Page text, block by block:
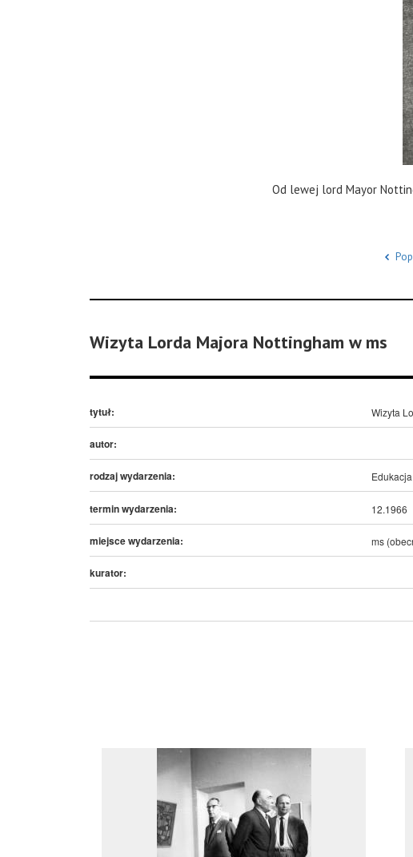
Od lewej lord Mayor
Wizyta Lorda Majora Nottingham w ms
tytuł: Wizyta
autor:
rodzaj wydarzenia: Edukacja
termin wydarzenia: 12.1966
miejsce wydarzenia: ms
kurator: